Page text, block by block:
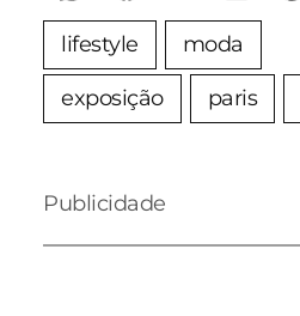
lifestyle moda
exposição paris
Publicidade